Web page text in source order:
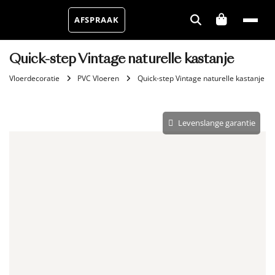
AFSPRAAK
Quick-step Vintage naturelle kastanje
Vloerdecoratie PVC Vloeren Quick-step Vintage naturelle kastanje
Levenslange garantie